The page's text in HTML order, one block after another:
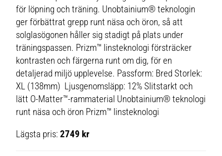
för löpning och träning. Unobtainium® teknologin
ger förbättrat grepp runt näsa och öron, så att
solglasögonen håller sig stadigt på plats under
träningspassen. Prizm™ linsteknologi försträcker
kontrasten och färgerna runt om dig, för en
detaljerad miljö upplevelse. Passform: Bred Storlek:
XL (138mm) Ljusgenomsläpp: 12% Slitstarkt och
lätt O-Matter™-rammaterial Unobtainium® teknologi
runt näsa och öron Prizm™ linsteknologi
Lägsta pris:2749 kr